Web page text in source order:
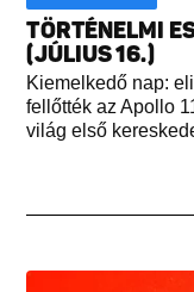
TÖRTÉNELMI
(JÚLIUS 16.)
Kiemelkedő nap:
fellőtték az Apollo
világ első